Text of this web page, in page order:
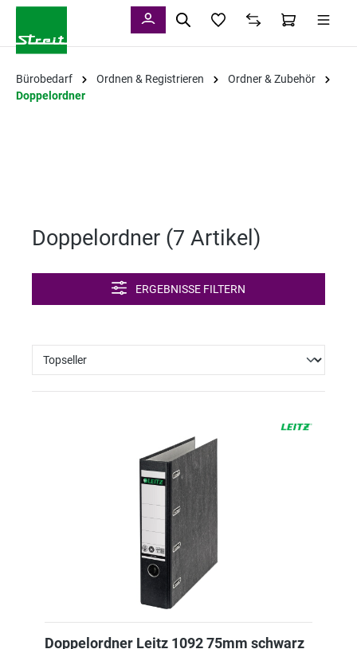
Bürobedarf Ordnen & Registrieren
Ordner & Zubehör
Doppelordner
Doppelordner (7 Artikel )
ERGEBNISSE FILTERN
Doppelordner Leitz 1092 75mm schwarz